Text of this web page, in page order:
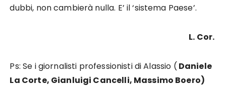
dubbi, non cambierà nulla. E’ il ‘sistema Paese’.
L. Cor.
Ps: Se i giornalisti professionisti di Alassio ( Daniele
La Corte, Gianluigi Cancelli, Massimo Boero)